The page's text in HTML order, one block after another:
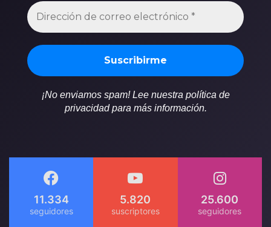
¡No enviamos spam! Lee nuestra política de
privacidad para más información.
11.334 5.820 25.600